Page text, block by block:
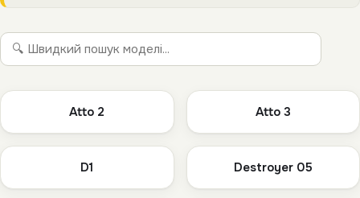
Atto 2 Atto 3
D1 Destroyer 05